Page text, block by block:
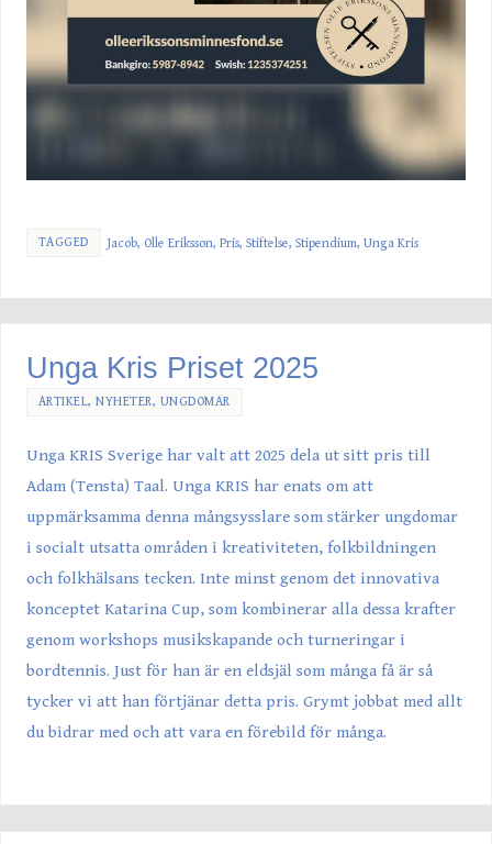
TAGGED Jacob, Olle Eriksson, Pris, Stiftelse, Stipendium, Unga Kris
Unga Kris Priset 2025
ARTIKEL,NYHETER, UNGDOMAR
Unga KRIS Sverige har valt att 2025 dela ut sitt pris till
Adam (Tensta) Taal. Unga KRIS har enats om att
uppmärksamma denna mångsysslare som stärker ungdomar
i socialt utsatta områden i kreativiteten, folkbildningen
och folkhälsans tecken. Inte minst genom det innovativa
konceptet Katarina Cup, som kombinerar alla dessa krafter
genom workshops musikskapande och turneringar i
bordtennis. Just för han är en eldsjäl som många få är så
tycker vi att han förtjänar detta pris. Grymt jobbat med allt
du bidrar med och att vara en förebild för många.